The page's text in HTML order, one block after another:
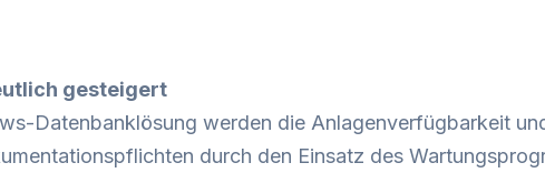
gesteigert
Datenbanklösung werden die Anlagenverfügbarkeit
durch den Einsatz des